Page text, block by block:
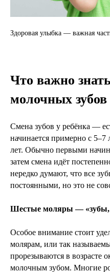
Здоровая улыбка — важная
Что важно
молочных зубов
Смена зубов у ребёнка —
начинается примерно с 5–7
лет. Обычно первыми
затем смена идёт
нередко думают, что все
постоянными, но это не
Шестые моляры — «зубы,
Особое внимание стоит
молярам, или так
прорезываются в возрасте
молочным зубом. Многие